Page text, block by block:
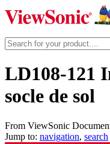
LD108-121
socle de sol
From ViewSonic
Jump to: navigation, search